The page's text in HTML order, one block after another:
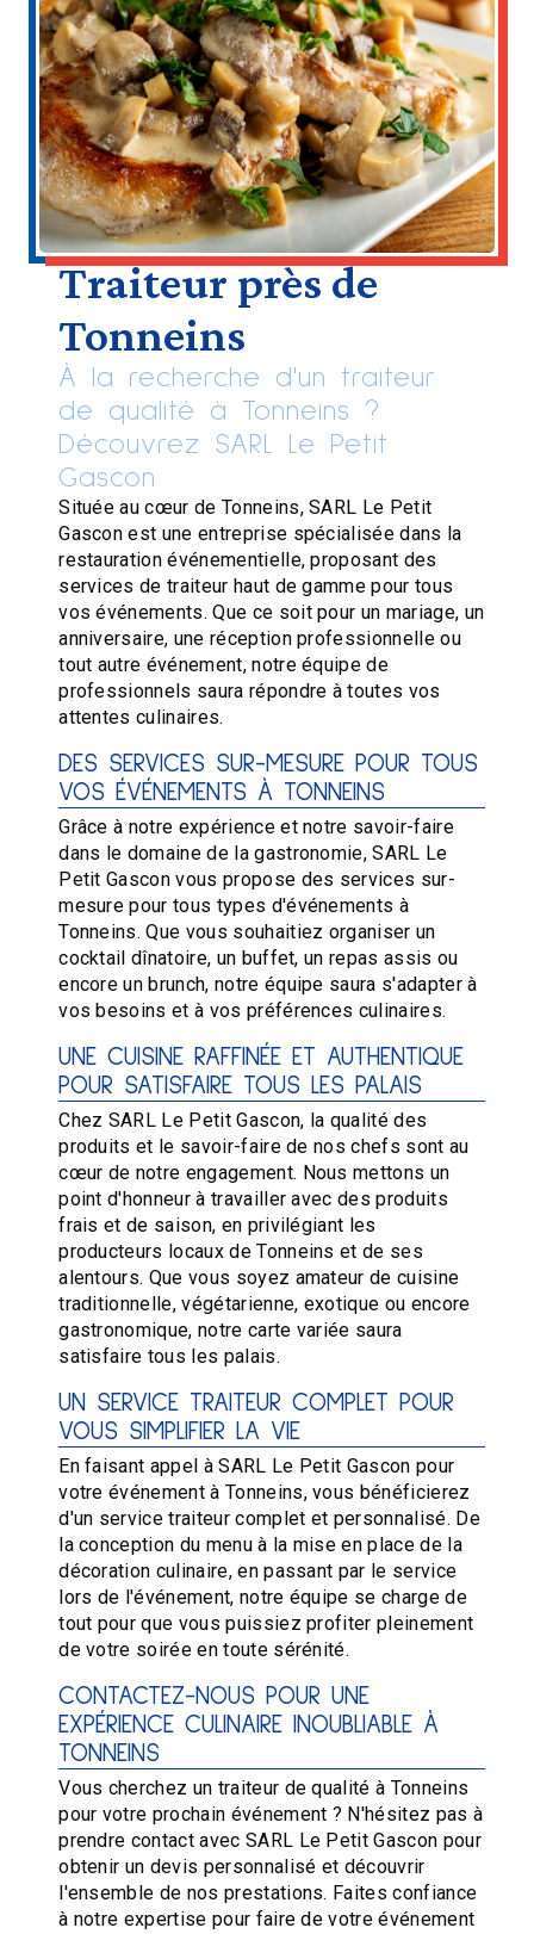
Traiteur près de
Tonneins
À la recherche d'un traiteur
de qualité à Tonneins ?
Découvrez SARL Le Petit
Gascon
Située au cœur de Tonneins, SARL Le Petit
Gascon est une entreprise spécialisée dans la
restauration événementielle, proposant des
services de traiteur haut de gamme pour tous
vos événements. Que ce soit pour un mariage, un
anniversaire, une réception professionnelle ou
tout autre événement, notre équipe de
professionnels saura répondre à toutes vos
attentes culinaires.
DES SERVICES SUR-MESURE POUR TOUS
VOS ÉVÉNEMENTS À TONNEINS
Grâce à notre expérience et notre savoir-faire
dans le domaine de la gastronomie, SARL Le
Petit Gascon vous propose des services sur-
mesure pour tous types d'événements à
Tonneins. Que vous souhaitiez organiser un
cocktail dînatoire, un buffet, un repas assis ou
encore un brunch, notre équipe saura s'adapter à
vos besoins et à vos préférences culinaires.
UNE CUISINE RAFFINÉE ET AUTHENTIQUE
POUR SATISFAIRE TOUS LES PALAIS
Chez SARL Le Petit Gascon, la qualité des
produits et le savoir-faire de nos chefs sont au
cœur de notre engagement. Nous mettons un
point d'honneur à travailler avec des produits
frais et de saison, en privilégiant les
producteurs locaux de Tonneins et de ses
alentours. Que vous soyez amateur de cuisine
traditionnelle, végétarienne, exotique ou encore
gastronomique, notre carte variée saura
satisfaire tous les palais.
UN SERVICE TRAITEUR COMPLET POUR
VOUS SIMPLIFIER LA VIE
En faisant appel à SARL Le Petit Gascon pour
votre événement à Tonneins, vous bénéficierez
d'un service traiteur complet et personnalisé. De
la conception du menu à la mise en place de la
décoration culinaire, en passant par le service
lors de l'événement, notre équipe se charge de
tout pour que vous puissiez profiter pleinement
de votre soirée en toute sérénité.
CONTACTEZ-NOUS POUR UNE
EXPÉRIENCE CULINAIRE INOUBLIABLE À
TONNEINS
Vous cherchez un traiteur de qualité à Tonneins
pour votre prochain événement ? N'hésitez pas à
prendre contact avec SARL Le Petit Gascon pour
obtenir un devis personnalisé et découvrir
l'ensemble de nos prestations. Faites confiance
à notre expertise pour faire de votre événement